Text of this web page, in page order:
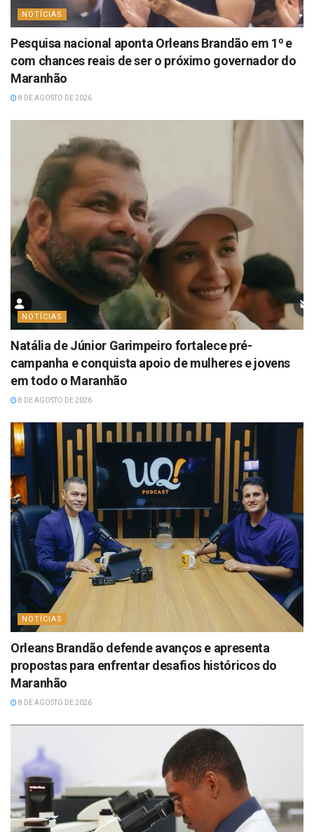
NOTÍCIAS
Pesquisa nacional aponta Orleans Brandão em 1⁰ e
com chances reais de ser o próximo governador do
Maranhão
8 DE AGOSTO DE 2026
NOTÍCIAS
Natália de Júnior Garimpeiro fortalece pré-
campanha e conquista apoio de mulheres e jovens
em todo o Maranhão
8 DE AGOSTO DE 2026
NOTÍCIAS
Orleans Brandão defende avanços e apresenta
propostas para enfrentar desafios históricos do
Maranhão
8 DE AGOSTO DE 2026